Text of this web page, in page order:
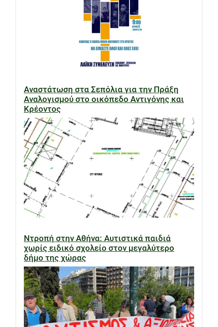
Αναστάτωση στα Σεπόλια για την Πράξη
Αναλογισμού στο οικόπεδο Αντιγόνης και
Κρέοντος
Ντροπή στην Αθήνα: Αυτιστικά παιδιά
χωρίς ειδικό σχολείο στον μεγαλύτερο
δήμο της χώρας